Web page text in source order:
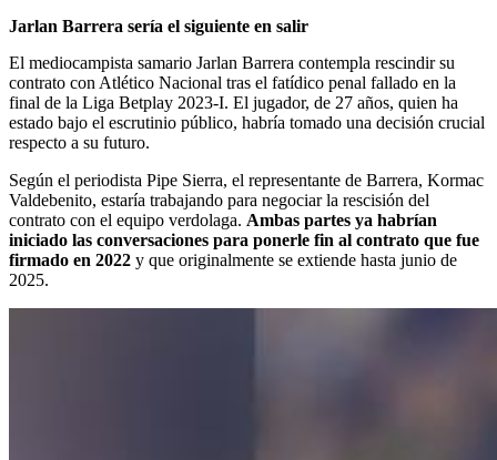
Jarlan Barrera sería el siguiente en salir
El mediocampista samario Jarlan Barrera contempla rescindir su
contrato con Atlético Nacional tras el fatídico penal fallado en la
final de la Liga Betplay 2023-I. El jugador, de 27 años, quien ha
estado bajo el escrutinio público, habría tomado una decisión crucial
respecto a su futuro.
Según el periodista Pipe Sierra, el representante de Barrera, Kormac
Valdebenito, estaría trabajando para negociar la rescisión del
contrato con el equipo verdolaga. Ambas partes ya habrían
iniciado las conversaciones para ponerle fin al contrato que fue
firmado en 2022 y que originalmente se extiende hasta junio de
2025.